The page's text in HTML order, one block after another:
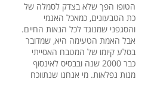
הטופו הפך שלא בצדק לסמלה של
כת הטבעונים, כמאכל האנמי
והסגפני שמנוגד לכל הנאות החיים.
אבל האמת הטעימה היא, שמדובר
בסלע קיומו של המטבח האסייתי
כבר 2000 שנה ובבסיס לאינסוף
מנות נפלאות. מי אנחנו שנתווכח